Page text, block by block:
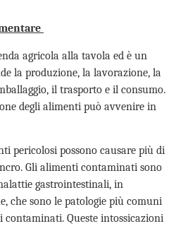
agricola alla tavola ed è un
la produzione, la lavorazione, la
il trasporto e il consumo.
degli alimenti può avvenire in
pericolosi possono causare più di
Gli alimenti contaminati sono
gastrointestinali, in
che sono le patologie più comuni
Queste intossicazioni